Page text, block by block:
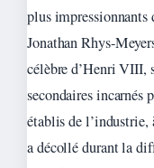
plus
Jonathan Rhys-
célèbre d’Henri VIII,
secondaires incarnés
établis de
a décollé durant la